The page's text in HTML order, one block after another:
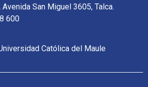
San Miguel 3605, Talca.
600
Católica del Maule